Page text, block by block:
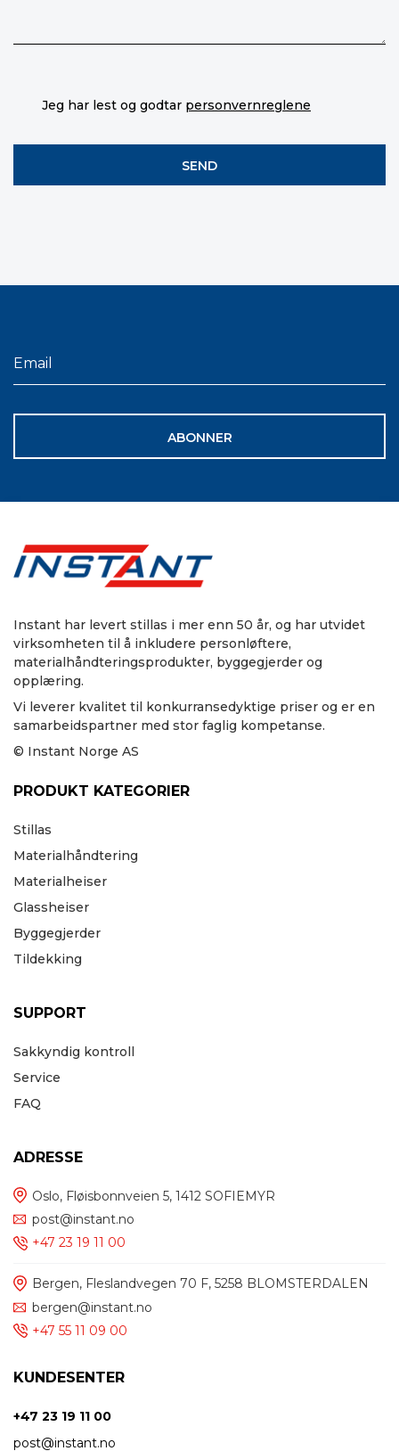
Jeg har lest og godtar personvernreglene
ABONNER
Instant har levert stillas i mer enn 50 år, og har utvidet
virksomheten til å inkludere personløftere,
materialhåndteringsprodukter, byggegjerder og
opplæring.
Vi leverer kvalitet til konkurransedyktige priser og er en
samarbeidspartner med stor faglig kompetanse.
© Instant Norge AS
PRODUKT KATEGORIER
Stillas
Materialhåndtering
Materialheiser
Glassheiser
Byggegjerder
Tildekking
SUPPORT
Sakkyndig kontroll
Service
FAQ
ADRESSE
Oslo, Fløisbonnveien 5, 1412 SOFIEMYR
post@instant.no
+47 23 19 11 00
Bergen, Fleslandvegen 70 F, 5258 BLOMSTERDALEN
bergen@instant.no
+47 55 11 09 00
KUNDESENTER
+47 23 19 11 00
post@instant.no